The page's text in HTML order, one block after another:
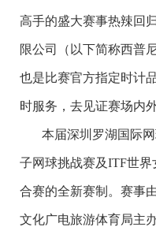
高手的盛大赛事热辣回
限公司（以下简称西普
也是比赛官方指定时计
时服务，去见证赛场内
本届深圳罗湖国际网
子网球挑战赛及ITF世
合赛的全新赛制。赛事
文化广电旅游体育局主